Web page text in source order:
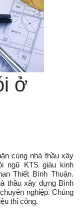
ở
cùng nhà thầu xây
ngũ KTS giàu kinh
Thiết Bình Thuận.
thầu xây dựng Bình
nghiệp. Chúng
thi công.